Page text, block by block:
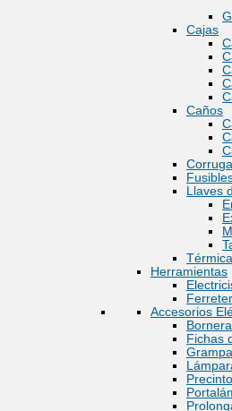
Cajas
Caños
Llaves
Herramientas
Accesorios
Fichas